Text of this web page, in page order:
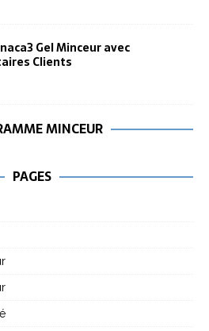
Gel Minceur avec
Clients
MINCEUR
PAGES